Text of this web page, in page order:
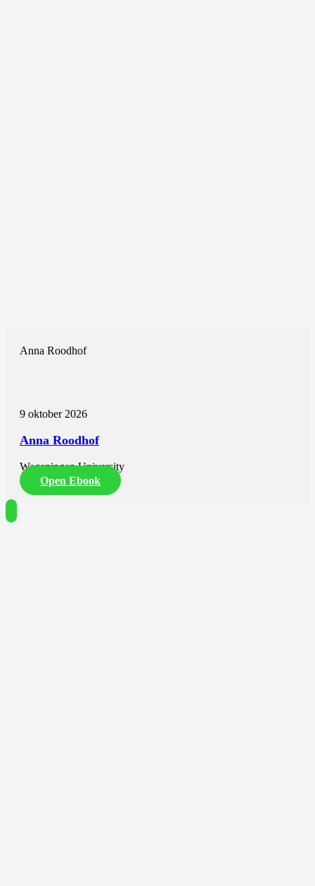
Anna Roodhof
9 oktober 2026
Anna Roodhof
Wageningen University
Open Ebook